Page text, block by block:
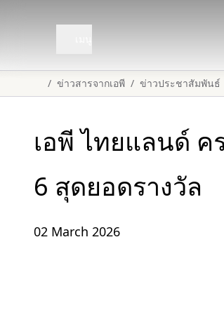
/ ข่าวสารจากเอพี / ข่าวประชาสัมพันธ์
เอพี ไทยแลนด์ ค
6 สุดยอดรางวัล
02 March 2026